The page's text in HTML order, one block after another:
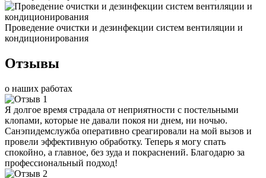
Проведение очистки и дезинфекции систем вентиляции и
кондиционирования
Отзывы
о наших работах
Я долгое время страдала от неприятности с постельными
клопами, которые не давали покоя ни днем, ни ночью.
Санэпидемслужба оперативно среагировали на мой вызов и
провели эффективную обработку. Теперь я могу спать
спокойно, а главное, без зуда и покраснений. Благодарю за
профессиональный подход!